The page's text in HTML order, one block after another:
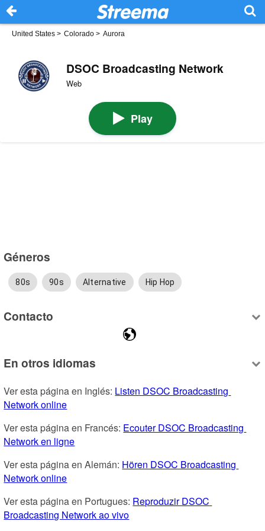
United States > Colorado > Aurora
DSOC Broadcasting Network
Web
Play
Géneros
80s 90s Alternative Hip Hop
Contacto
En otros idiomas
Ver esta página en Inglés: Listen DSOC Broadcasting
Network online
Ver esta página en Francés: Ecouter DSOC Broadcasting
Network en ligne
Ver esta página en Alemán: Hören DSOC Broadcasting
Network online
Ver esta página en Portugues: Reproduzir DSOC
Broadcasting Network ao vivo